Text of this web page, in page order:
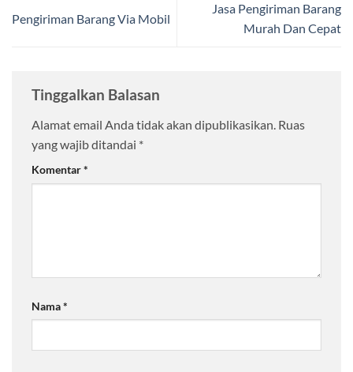
Pengiriman Barang Via Mobil
Jasa Pengiriman Barang
Murah Dan Cepat
Tinggalkan Balasan
Alamat email Anda tidak akan dipublikasikan. Ruas
yang wajib ditandai *
Komentar*
Nama*